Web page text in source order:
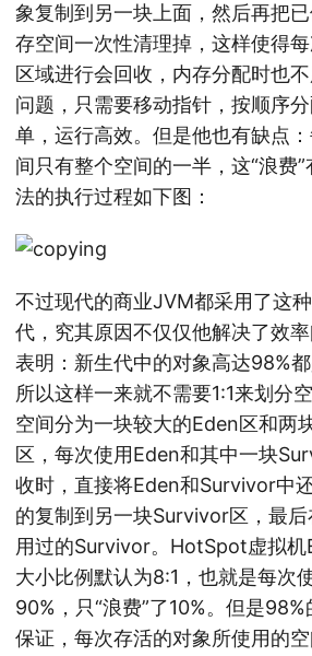
象复制到另一块上面，然后再把
存空间一次性清理掉，这样使得
区域进行会回收，内存分配时也
问题，只需要移动指针，按顺序
单，运行高效。但是他也有缺点
间只有整个空间的一半，这“浪费
法的执行过程如下图：
不过现代的商业JVM都采用了这
代，究其原因不仅仅他解决了效
表明：新生代中的对象高达98%都
所以这样一来就不需要1:1来划分
空间分为一块较大的Eden区和两
区，每次使用Eden和其中一块
收时，直接将Eden和Survivor中
的复制到另一块Survivor区，最
用过的Survivor。HotSpot虚拟
大小比例默认为8:1，也就是每次
90%，只“浪费”了10%。但是
保证，每次存活的对象所使用的